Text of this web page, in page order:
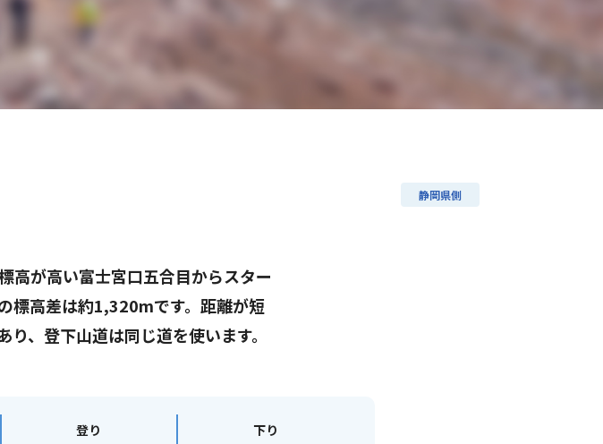
静岡県側
高が高い富士宮口五合目からスター
標高差は約1,320mです。距離が短
、登下山道は同じ道を使います。
登り 下り